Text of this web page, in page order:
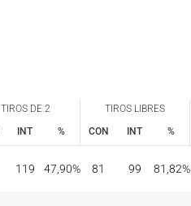
TIROS DE 2 TIROS LIBRES
INT % CON INT %
119 47,90% 81 99 81,82%